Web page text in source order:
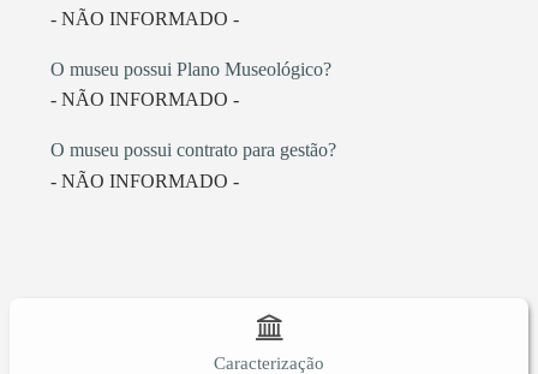
- NÃO INFORMADO -
O museu possui Plano Museológico?
- NÃO INFORMADO -
O museu possui contrato para gestão?
- NÃO INFORMADO -
Caracterização